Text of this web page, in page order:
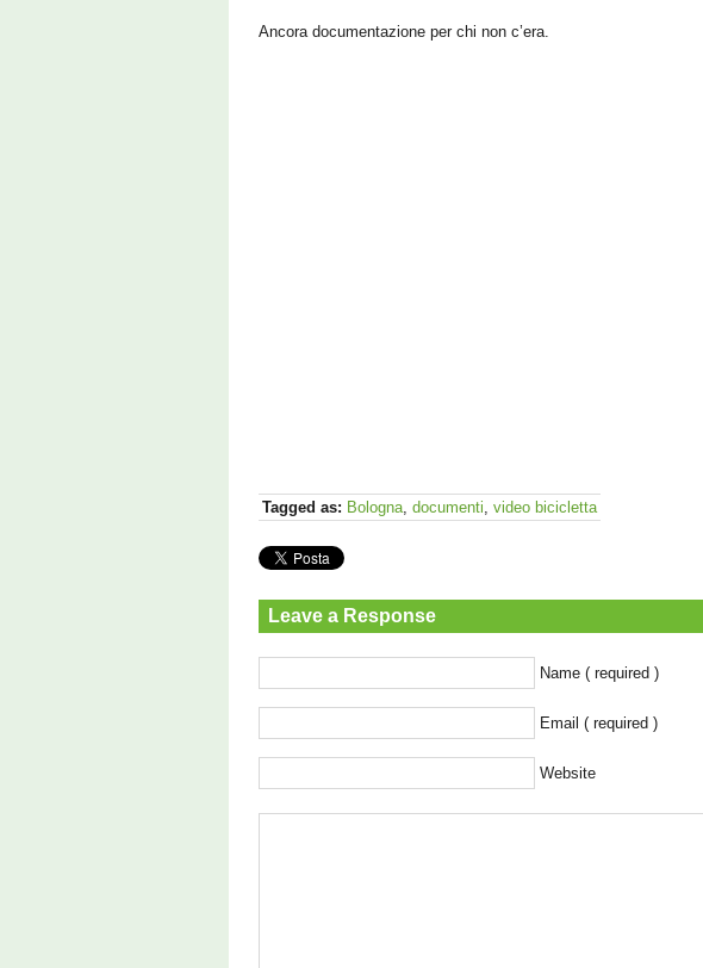
Ancora documentazione per chi non c’era.
Tagged as: Bologna, documenti, video bicicletta
Leave a Response
Name ( required )
Email ( required )
Website